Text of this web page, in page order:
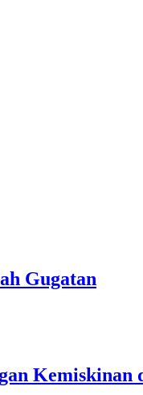
Gugatan
Kemiskinan